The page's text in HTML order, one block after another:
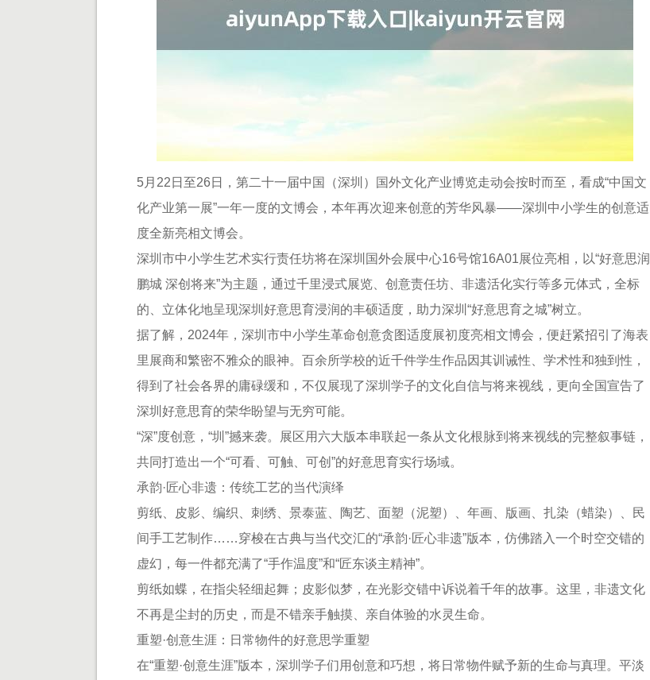
5月22日至26日，第二十一届中国（深圳）国外文化产业博览走动会按时而至，看成“中国文
化产业第一展”一年一度的文博会，本年再次迎来创意的芳华风暴——深圳中小学生的创意适
度全新亮相文博会。
深圳市中小学生艺术实行责任坊将在深圳国外会展中心16号馆16A01展位亮相，以“好意思润
鹏城 深创将来”为主题，通过千里浸式展览、创意责任坊、非遗活化实行等多元体式，全标
的、立体化地呈现深圳好意思育浸润的丰硕适度，助力深圳“好意思育之城”树立。
据了解，2024年，深圳市中小学生革命创意贪图适度展初度亮相文博会，便赶紧招引了海表
里展商和繁密不雅众的眼神。百余所学校的近千件学生作品因其训诫性、学术性和独到性，
得到了社会各界的庸碌缓和，不仅展现了深圳学子的文化自信与将来视线，更向全国宣告了
深圳好意思育的荣华盼望与无穷可能。
“深”度创意，“圳”撼来袭。展区用六大版本串联起一条从文化根脉到将来视线的完整叙事链，
共同打造出一个“可看、可触、可创”的好意思育实行场域。
承韵·匠心非遗：传统工艺的当代演绎
剪纸、皮影、编织、刺绣、景泰蓝、陶艺、面塑（泥塑）、年画、版画、扎染（蜡染）、民
间手工艺制作……穿梭在古典与当代交汇的“承韵·匠心非遗”版本，仿佛踏入一个时空交错的
虚幻，每一件都充满了“手作温度”和“匠东谈主精神”。
剪纸如蝶，在指尖轻细起舞；皮影似梦，在光影交错中诉说着千年的故事。这里，非遗文化
不再是尘封的历史，而是不错亲手触摸、亲自体验的水灵生命。
重塑·创意生涯：日常物件的好意思学重塑
在“重塑·创意生涯”版本，深圳学子们用创意和巧想，将日常物件赋予新的生命与真理。平淡